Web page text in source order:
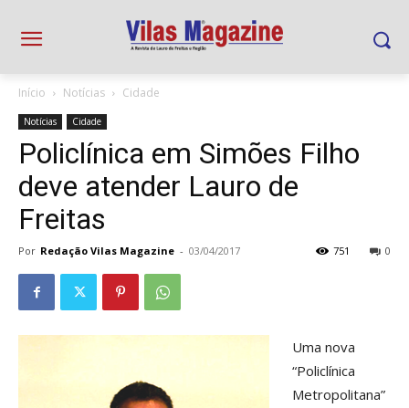
Início Notícias Cidade
Notícias Cidade
Policlínica em Simões Filho
deve atender Lauro de
Freitas
Por Redação Vilas Magazine - 03/04/2017 0
751
Uma nova
“Policlínica
Metropolitana”